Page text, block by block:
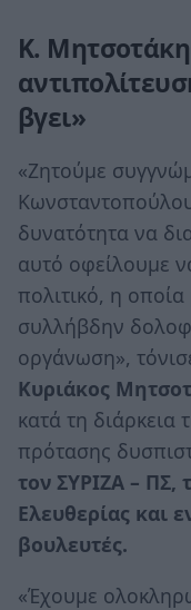
Κ.
βγει»
«Ζητούμε
δυνατότητα να
αυτό οφείλουμε
πολιτικό, η
συλλήβδην
οργάνωση»,
Κυριάκος
κατά τη διάρκεια
πρότασης
τον ΣΥΡΙΖΑ – ΠΣ,
Ελευθερίας και
βουλευτές.
«Έχουμε